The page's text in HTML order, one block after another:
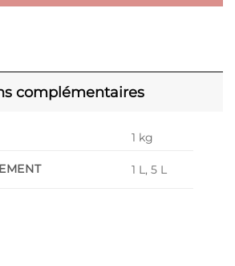
complémentaires
1 kg
1 L, 5 L